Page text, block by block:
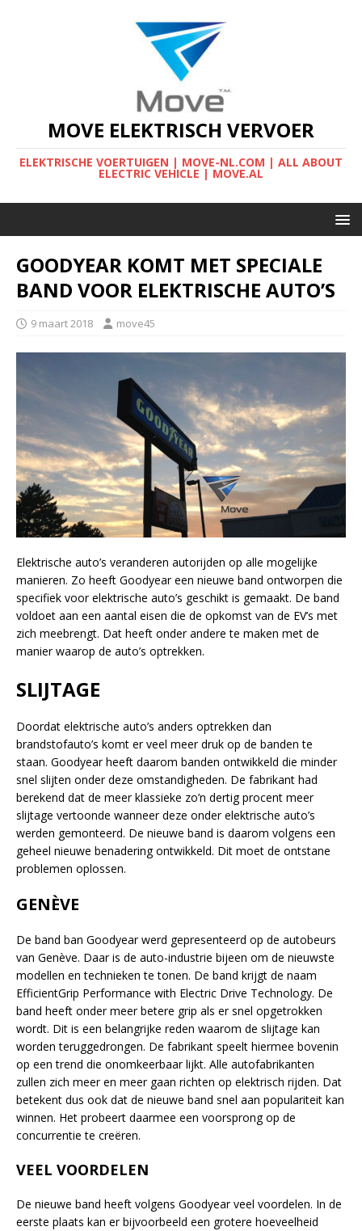
MOVE ELEKTRISCH VERVOER
ELEKTRISCHE VOERTUIGEN | MOVE-NL.COM | ALL ABOUT
ELECTRIC VEHICLE | MOVE.AL
GOODYEAR KOMT MET SPECIALE
BAND VOOR ELEKTRISCHE AUTO’S
9 maart 2018 move45
Elektrische auto’s veranderen autorijden op alle mogelijke
manieren. Zo heeft Goodyear een nieuwe band ontworpen die
specifiek voor elektrische auto’s geschikt is gemaakt. De band
voldoet aan een aantal eisen die de opkomst van de EV’s met
zich meebrengt. Dat heeft onder andere te maken met de
manier waarop de auto’s optrekken.
SLIJTAGE
Doordat elektrische auto’s anders optrekken dan
brandstofauto’s komt er veel meer druk op de banden te
staan. Goodyear heeft daarom banden ontwikkeld die minder
snel slijten onder deze omstandigheden. De fabrikant had
berekend dat de meer klassieke zo’n dertig procent meer
slijtage vertoonde wanneer deze onder elektrische auto’s
werden gemonteerd. De nieuwe band is daarom volgens een
geheel nieuwe benadering ontwikkeld. Dit moet de ontstane
problemen oplossen.
GENÈVE
De band ban Goodyear werd gepresenteerd op de autobeurs
van Genève. Daar is de auto-industrie bijeen om de nieuwste
modellen en technieken te tonen. De band krijgt de naam
EfficientGrip Performance with Electric Drive Technology. De
band heeft onder meer betere grip als er snel opgetrokken
wordt. Dit is een belangrijke reden waarom de slijtage kan
worden teruggedrongen. De fabrikant speelt hiermee bovenin
op een trend die onomkeerbaar lijkt. Alle autofabrikanten
zullen zich meer en meer gaan richten op elektrisch rijden. Dat
betekent dus ook dat de nieuwe band snel aan populariteit kan
winnen. Het probeert daarmee een voorsprong op de
concurrentie te creëren.
VEEL VOORDELEN
De nieuwe band heeft volgens Goodyear veel voordelen. In de
eerste plaats kan er bijvoorbeeld een grotere hoeveelheid